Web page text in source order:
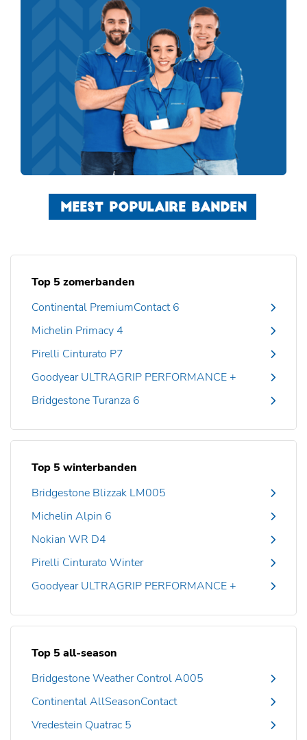
MEEST POPULAIRE BANDEN
Top 5 zomerbanden
Continental PremiumContact 6
Michelin Primacy 4
Pirelli Cinturato P7
Goodyear ULTRAGRIP PERFORMANCE +
Bridgestone Turanza 6
Top 5 winterbanden
Bridgestone Blizzak LM005
Michelin Alpin 6
Nokian WR D4
Pirelli Cinturato Winter
Goodyear ULTRAGRIP PERFORMANCE +
Top 5 all-season
Bridgestone Weather Control A005
Continental AllSeasonContact
Vredestein Quatrac 5